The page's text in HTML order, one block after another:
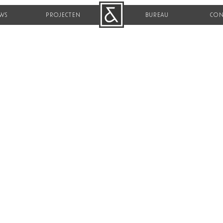
PROJECTEN B&R BUREAU